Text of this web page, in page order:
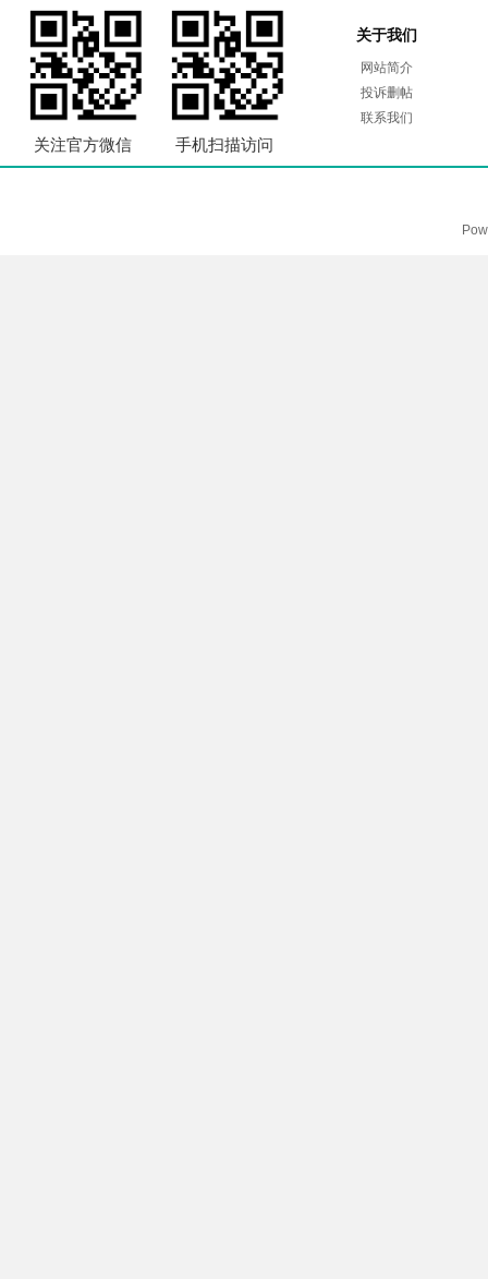
关注官方微信 手机扫描访问
关于我们
网站简介
投诉删帖
联系我们